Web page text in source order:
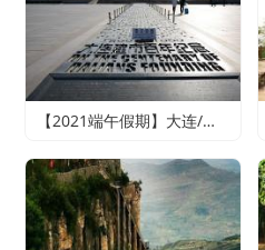
【2021端午假期】大连/魅力旅顺/情迷威尼斯纯玩双船四日游